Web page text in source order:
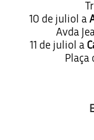
10 de juliol a
Avda
11 de juliol a
Plaça